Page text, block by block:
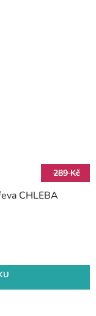
289 Kč
CHLEBA